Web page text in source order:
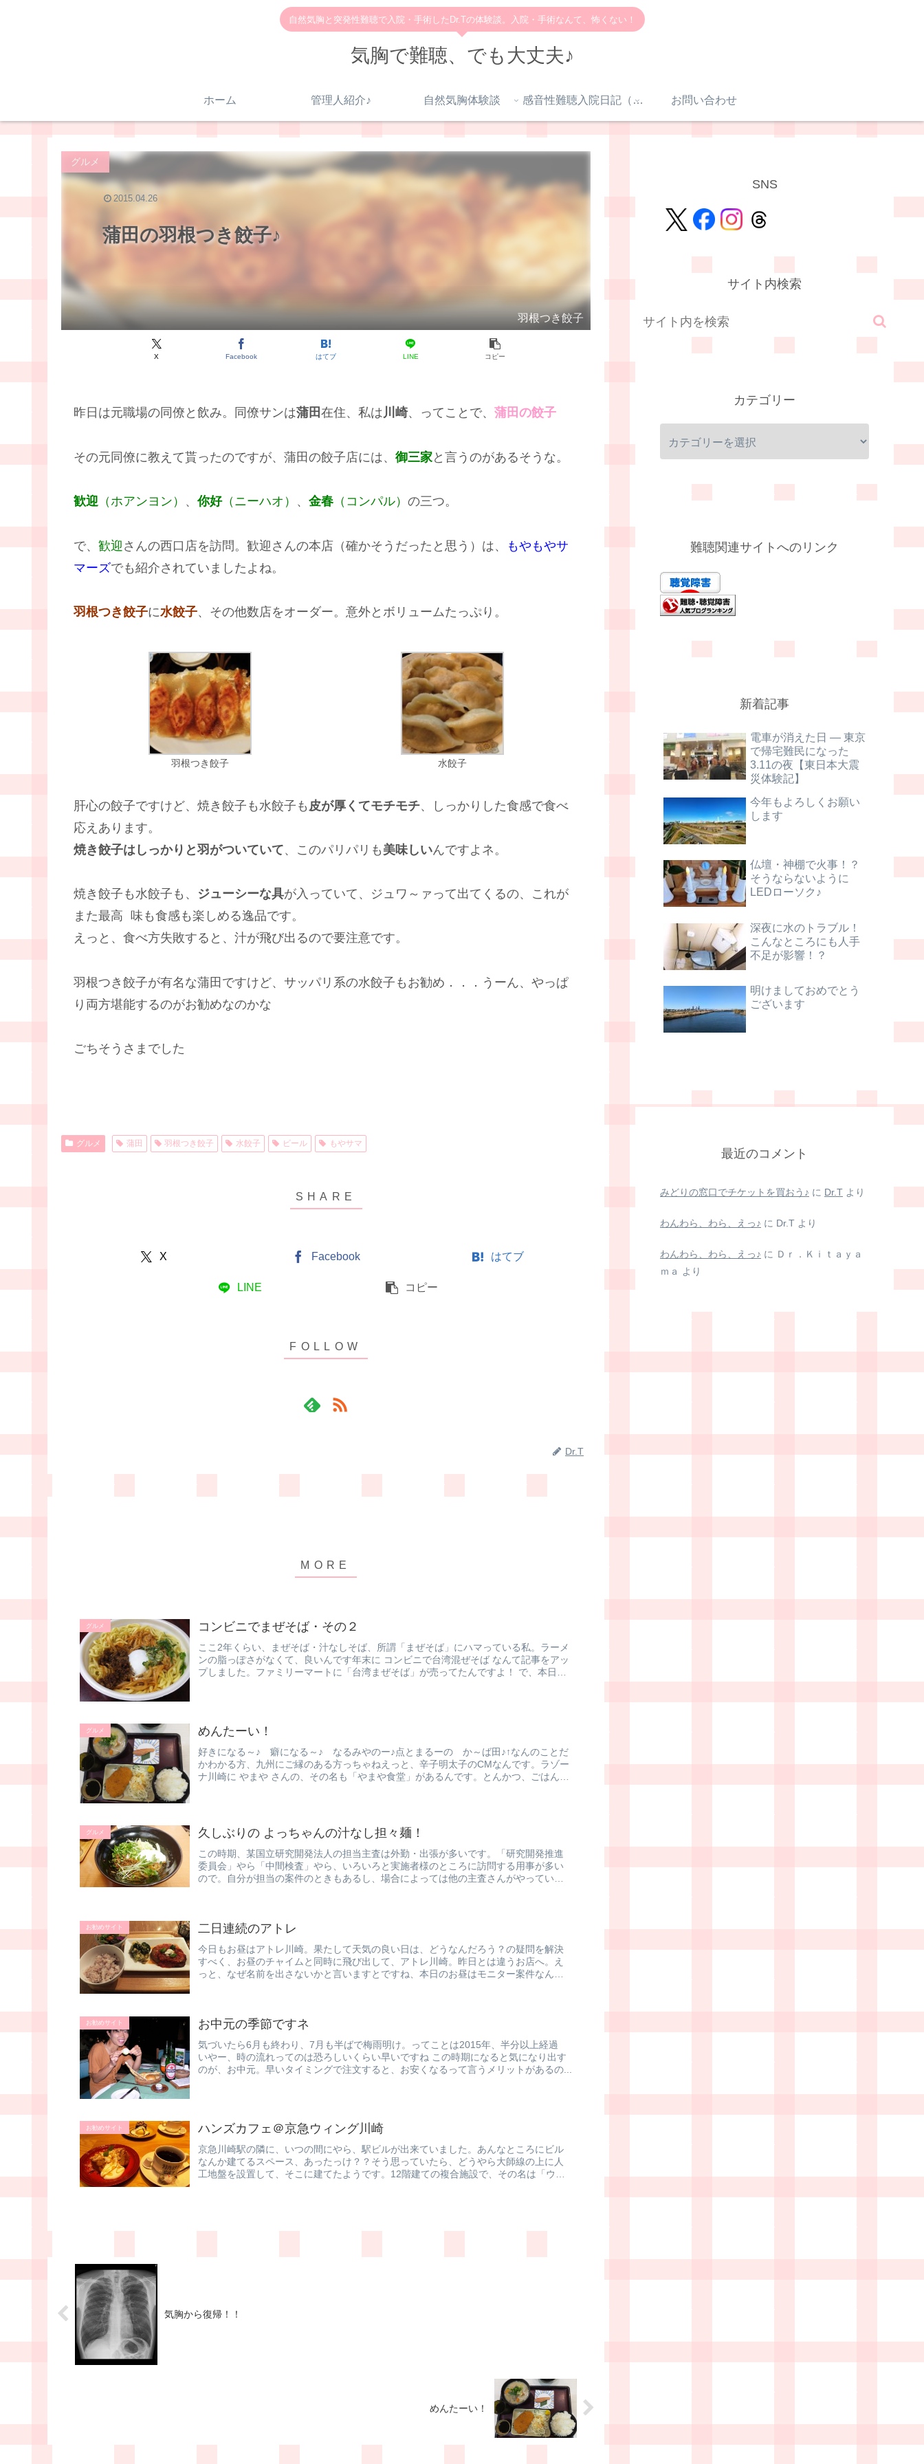
自然気胸と突発性難聴で入院・手術したDr.Tの体験談。入院・手術なんて、怖くない！
気胸で難聴、でも大丈夫♪
ホーム 管理人紹介♪ 自然気胸体験談 感音性難聴入院日記（体験談） お問い合わせ
蒲田の羽根つき餃子♪
グルメ
羽根つき餃子
X Facebook はてブ LINE コピー
2015.04.26
昨日は元職場の同僚と飲み。同僚サンは蒲田 在住、私は川崎、ってことで、 蒲田の餃子
その元同僚に教えて貰ったのですが、蒲田の餃子店には、 御三家と言うのがあるそうな。
歓迎 （ホアンヨン） 、你好（ニーハオ） 、 金春（コンパル） の三つ。
で、 歓迎 さんの西口店を訪問。歓迎さんの本店（確かそうだったと思う）は、
もやもやサ
マーズでも紹介されていましたよね。
羽根つき餃子に水餃子、その他数店をオーダー。意外とボリュームたっぷり。
羽根つき餃子 水餃子
肝心の餃子ですけど、焼き餃子も水餃子も 皮が厚くてモチモチ、しっかりした食感で食べ
応えあります。
焼き餃子はしっかりと羽がついていて、このパリパリも 美味しいんですよネ。
焼き餃子も水餃子も、 ジューシーな具が入っていて、ジュワ～ァって出てくるの、これが
また最高 味も食感も楽しめる逸品です。
えっと、食べ方失敗すると、汁が飛び出るので要注意です。
羽根つき餃子が有名な蒲田ですけど、サッパリ系の水餃子もお勧め．．．うーん、やっぱ
り両方堪能するのがお勧めなのかな
ごちそうさまでした
グルメ 蒲田 羽根つき餃子 水餃子 ビール もやサマ
X Facebook はてブ
LINE コピー
Dr.T
グルメ コンビニでまぜそば・その２
ここ2年くらい、まぜそば・汁なしそば、所謂「まぜそば」にハマっている私。ラーメ
ンの脂っぽさがなくて、良いんです年末に コンビニで台湾混ぜそば なんて記事をアッ
プしました。ファミリーマートに「台湾まぜそば」が売ってたんですよ！ で、本日は
グルメ めんたーい！
好きになる～♪ 癖になる～♪ なるみやのー♪点とまるーの か～ば田♪↑なんのことだ
かわかる方、九州にご縁のある方っちゃねえっと、辛子明太子のCMなんです。ラゾー
ナ川崎に やまや さんの、その名も「やまや食堂」があるんです。とんかつ、ごはん
グルメ 久しぶりの よっちゃんの汁なし担々麺！
この時期、某国立研究開発法人の担当主査は外勤・出張が多いです。「研究開発推進
委員会」やら「中間検査」やら、いろいろと実施者様のところに訪問する用事が多い
ので。自分が担当の案件のときもあるし、場合によっては他の主査さんがやっている
お勧めサイト 二日連続のアトレ
今日もお昼はアトレ川崎。果たして天気の良い日は、どうなんだろう？の疑問を解決
すべく、お昼のチャイムと同時に飛び出して、アトレ川崎。昨日とは違うお店へ。え
っと、なぜ名前を出さないかと言いますとですね、本日のお昼はモニター案件なんで
お勧めサイト お中元の季節ですネ
気づいたら6月も終わり、7月も半ばで梅雨明け。ってことは2015年、半分以上経過
いやー、時の流れってのは恐ろしいくらい早いですね この時期になると気になり出す
のが、お中元。早いタイミングで注文すると、お安くなるって言うメリットがあるの...
お勧めサイト ハンズカフェ＠京急ウィング川崎
京急川崎駅の隣に、いつの間にやら、駅ビルが出来ていました。あんなところにビル
なんか建てるスペース、あったっけ？？そう思っていたら、どうやら大師線の上に人
工地盤を設置して、そこに建てたようです。12階建ての複合施設で、その名は「ウィ
気胸から復帰！！
めんたーい！
SNS
サイト内検索
カテゴリー
難聴関連サイトへのリンク
新着記事
電車が消えた日 ― 東京
で帰宅難民になった
3.11の夜【東日本大震
災体験記】
今年もよろしくお願い
します
仏壇・神棚で火事！？
そうならないように
LEDローソク♪
深夜に水のトラブル！
こんなところにも人手
不足が影響！？
明けましておめでとう
ございます
最近のコメント
みどりの窓口でチケットを買おう♪ に Dr.T より
わんわら、わら、えっ♪ に Dr.T より
わんわら、わら、えっ♪ に Ｄｒ．Ｋｉｔａｙａ
ｍａ
より